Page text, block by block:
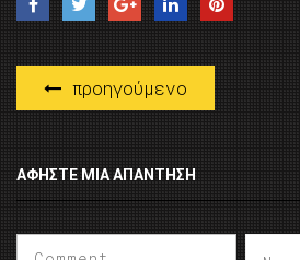
προηγούμενο
ΑΦΉΣΤΕ ΜΙΑ ΑΠΆΝΤΗΣΗ